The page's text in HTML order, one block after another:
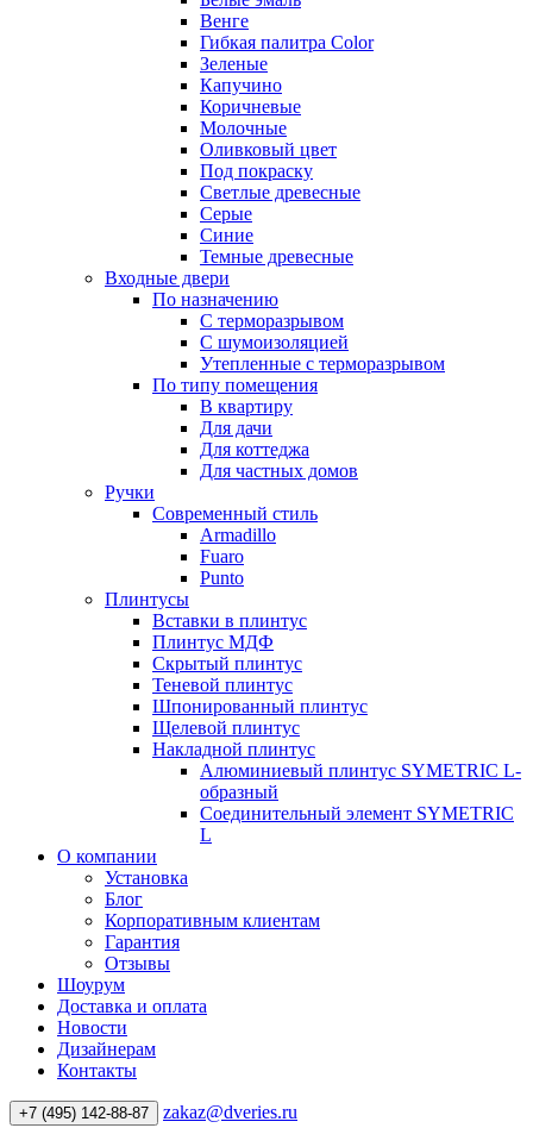
Венге
Гибкая палитра Color
Зеленые
Капучино
Коричневые
Молочные
Оливковый цвет
Под покраску
Светлые древесные
Серые
Синие
Темные древесные
Входные двери
По назначению
С терморазрывом
С шумоизоляцией
Утепленные с терморазрывом
По типу помещения
В квартиру
Для дачи
Для коттеджа
Для частных домов
Ручки
Современный стиль
Armadillo
Fuaro
Punto
Плинтусы
Вставки в плинтус
Плинтус МДФ
Скрытый плинтус
Теневой плинтус
Шпонированный плинтус
Щелевой плинтус
Накладной плинтус
Алюминиевый плинтус SYMETRIC L-
образный
Соединительный элемент SYMETRIC
L
О компании
Установка
Блог
Корпоративным клиентам
Гарантия
Отзывы
Шоурум
Доставка и оплата
Новости
Дизайнерам
Контакты
+7 (495) 142-88-87 zakaz@dveries.ru